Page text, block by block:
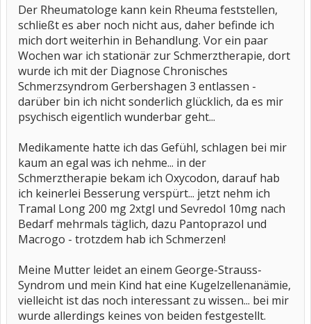
Der Rheumatologe kann kein Rheuma feststellen,
schließt es aber noch nicht aus, daher befinde ich
mich dort weiterhin in Behandlung. Vor ein paar
Wochen war ich stationär zur Schmerztherapie, dort
wurde ich mit der Diagnose Chronisches
Schmerzsyndrom Gerbershagen 3 entlassen -
darüber bin ich nicht sonderlich glücklich, da es mir
psychisch eigentlich wunderbar geht...
Medikamente hatte ich das Gefühl, schlagen bei mir
kaum an egal was ich nehme... in der
Schmerztherapie bekam ich Oxycodon, darauf hab
ich keinerlei Besserung verspürt... jetzt nehm ich
Tramal Long 200 mg 2xtgl und Sevredol 10mg nach
Bedarf mehrmals täglich, dazu Pantoprazol und
Macrogo - trotzdem hab ich Schmerzen!
Meine Mutter leidet an einem George-Strauss-
Syndrom und mein Kind hat eine Kugelzellenanämie,
vielleicht ist das noch interessant zu wissen... bei mir
wurde allerdings keines von beiden festgestellt.